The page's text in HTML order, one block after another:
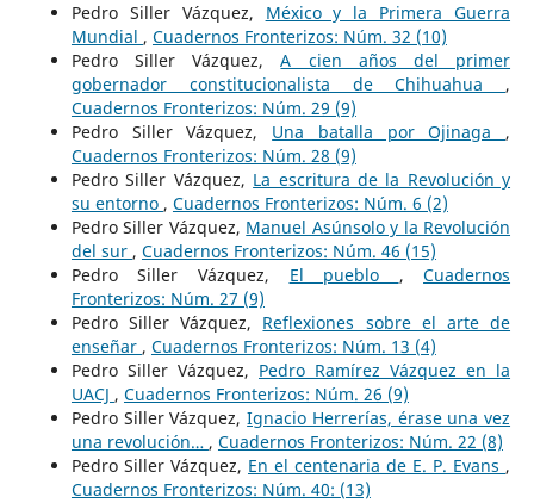
Pedro Siller Vázquez, México y la Primera Guerra
Mundial , Cuadernos Fronterizos: Núm. 32 (10)
Pedro Siller Vázquez,A cien años del primer
gobernador constitucionalista de Chihuahua ,
Cuadernos Fronterizos: Núm. 29 (9)
Pedro Siller Vázquez, Una batalla por Ojinaga ,
Cuadernos Fronterizos: Núm. 28 (9)
Pedro Siller Vázquez, La escritura de la Revolución y
su entorno , Cuadernos Fronterizos: Núm. 6 (2)
Pedro Siller Vázquez, Manuel Asúnsolo y la Revolución
del sur , Cuadernos Fronterizos: Núm. 46 (15)
Pedro Siller Vázquez, El pueblo ,Cuadernos
Fronterizos: Núm. 27 (9)
Pedro Siller Vázquez, Reflexiones sobre el arte de
enseñar , Cuadernos Fronterizos: Núm. 13 (4)
Pedro Siller Vázquez, Pedro Ramírez Vázquez en la
UACJ , Cuadernos Fronterizos: Núm. 26 (9)
Pedro Siller Vázquez,Ignacio Herrerías, érase una vez
una revolución… , Cuadernos Fronterizos: Núm. 22 (8)
Pedro Siller Vázquez, En el centenaria de E. P. Evans ,
Cuadernos Fronterizos: Núm. 40: (13)